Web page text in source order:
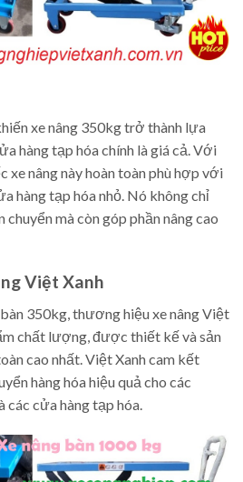
xe nâng 350kg trở thành lựa
hàng tạp hóa chính là giá cả. Với
xe nâng này hoàn toàn phù hợp với
hàng tạp hóa nhỏ. Nó không chỉ
mà còn góp phần nâng cao
Việt Xanh
350kg, thương hiệu xe nâng Việt
chất lượng, được thiết kế và sản
cao nhất. Việt Xanh cam kết
hàng hóa hiệu quả cho các
các cửa hàng tạp hóa.